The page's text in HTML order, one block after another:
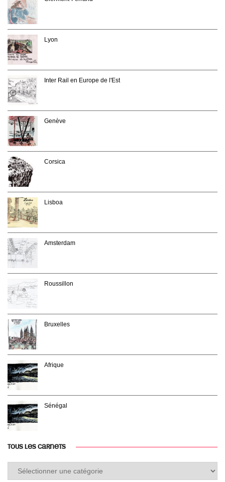
Lyon
Inter Rail en Europe de l'Est
Genève
Corsica
Lisboa
Amsterdam
Roussillon
Bruxelles
Afrique
Sénégal
TOUS LES CARNETS